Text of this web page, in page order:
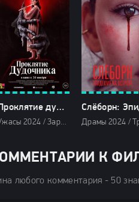
Проклятие дудочника (2024)
Ужасы 2024 / Зарубежные фильмы 2024 / Новинки кино 2024 / Последние фильмы 2024 / Фильмы весны 2024 / Фильмы 4K / Фильмы 2024 / Смотреть фильмы онлайн
К
любого комментария - 50